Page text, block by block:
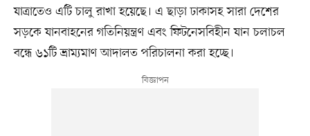
যাত্রাতেও এটি চালু রাখা হয়েছে। এ ছাড়া ঢাকাসহ সারা দেশের
সড়কে যানবাহনের গতিনিয়ন্ত্রণ এবং ফিটনেসবিহীন যান চলাচল
বন্ধে ৬১টি ভ্রাম্যমাণ আদালত পরিচালনা করা হচ্ছে।